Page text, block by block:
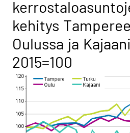
kehitys
Oulussa ja
2015=100